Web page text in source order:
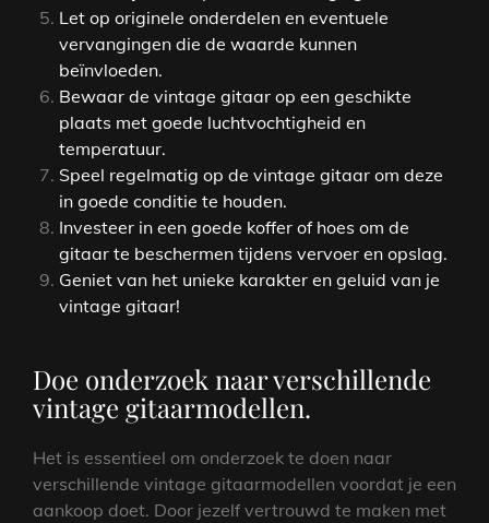
Let op originele onderdelen en eventuele
vervangingen die de waarde kunnen
beïnvloeden.
Bewaar de vintage gitaar op een geschikte
plaats met goede luchtvochtigheid en
temperatuur.
Speel regelmatig op de vintage gitaar om deze
in goede conditie te houden.
Investeer in een goede koffer of hoes om de
gitaar te beschermen tijdens vervoer en opslag.
Geniet van het unieke karakter en geluid van je
vintage gitaar!
Doe onderzoek naar verschillende
vintage gitaarmodellen.
Het is essentieel om onderzoek te doen naar
verschillende vintage gitaarmodellen voordat je een
aankoop doet. Door jezelf vertrouwd te maken met